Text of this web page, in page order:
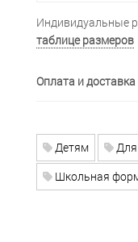
Индивидуальные
таблице размеров
Оплата и доставка
Детям
Школьная